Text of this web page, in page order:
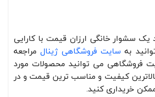
سشوار خانگی ارزان قیمت با کارایی
به سایت فروشگاهی ژینالمراجعه
فروشگاهی می توانید محصولات مورد
کیفیت و مناسب ترین قیمت و در
خریداری کنید.